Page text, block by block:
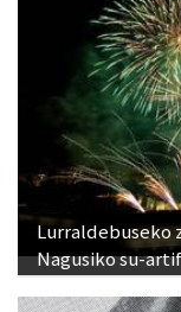
Lurraldebuseko
Nagusiko su-